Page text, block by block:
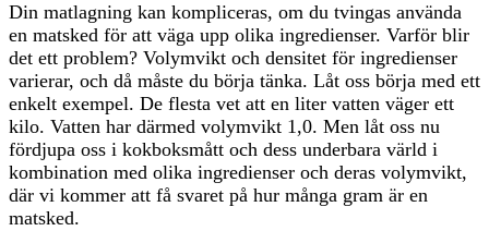
Din matlagning kan kompliceras, om du tvingas använda
en matsked för att väga upp olika ingredienser. Varför blir
det ett problem? Volymvikt och densitet för ingredienser
varierar, och då måste du börja tänka. Låt oss börja med ett
enkelt exempel. De flesta vet att en liter vatten väger ett
kilo. Vatten har därmed volymvikt 1,0. Men låt oss nu
fördjupa oss i kokboksmått och dess underbara värld i
kombination med olika ingredienser och deras volymvikt,
där vi kommer att få svaret på hur många gram är en
matsked.